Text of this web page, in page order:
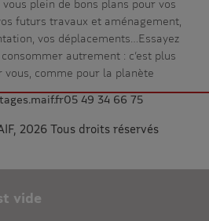
vide
plein de bons plans pour vos
futurs travaux et aménagement,
vos déplacements…Essayez
autrement : c’est plus
vous, comme pour la planète
05 49 34 66 75
2026 Tous droits réservés